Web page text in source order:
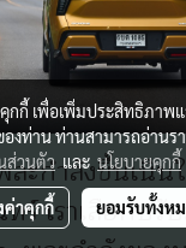
ะกำลังขึ้นเนิน
ร์ เราเลือกปรั
คุกกี้ เพื่อเพิ่มประสิทธิภา
องท่าน ท่านสามารถอ่านร
ส่วนตัวและนโยบายคุกกี้
ค่าคุกกี้ ยอมรับทั้งห